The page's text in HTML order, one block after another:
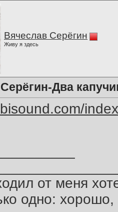
Вячеслав Серёгин
Живу я здесь
Два
от меня
одно: